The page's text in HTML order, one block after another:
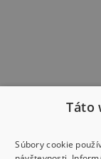
Táto
Súbory cookie